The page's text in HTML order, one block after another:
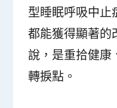
型睡眠呼吸中止
都能獲得顯著的
說，是重拾健康
轉捩點。